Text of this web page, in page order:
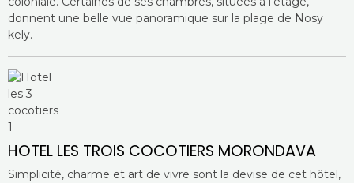
donnent une belle vue panoramique sur la plage de Nosy
kely.
HOTEL LES TROIS COCOTIERS MORONDAVA
Simplicité, charme et art de vivre sont la devise de cet hôtel,